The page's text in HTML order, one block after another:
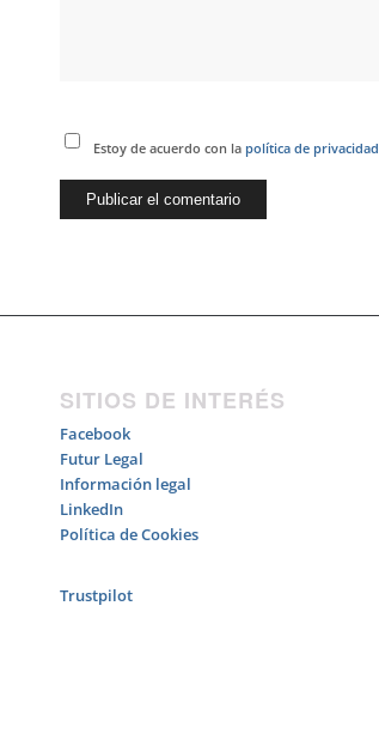
Estoy de acuerdo con lapolítica de privacidad
SITIOS DE INTERÉS
Facebook
Futur Legal
Información legal
LinkedIn
Política de Cookies
Trustpilot